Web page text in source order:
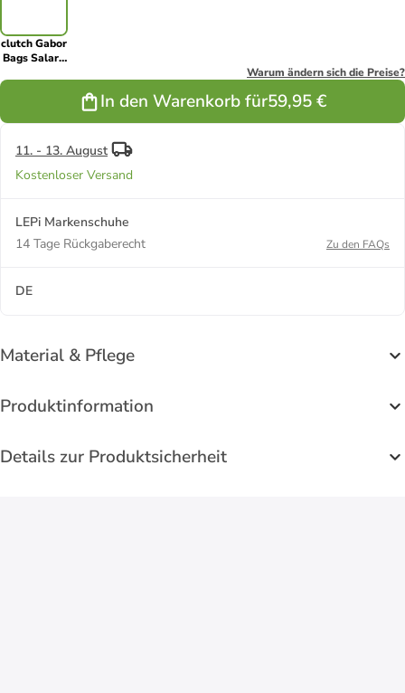
clutch Gabor
Bags Salara
Warum ändern sich die Preise?
In den Warenkorb für59,95 €
11. - 13. August
Kostenloser Versand
LEPi Markenschuhe
14 Tage Rückgaberecht
Zu den FAQs
DE
Material & Pflege
Produktinformation
Details zur Produktsicherheit